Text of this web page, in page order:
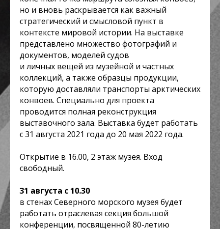
но и вновь раскрывается как важный
стратегический и смысловой пункт в
контексте мировой истории. На выставке
представлено множество фотографий и
документов, моделей судов
и личных вещей из музейной и частных
коллекций, а также образцы продукции,
которую доставляли транспорты арктических
конвоев. Специально для проекта
проводится полная реконструкция
выставочного зала. Выставка будет работать
с 31 августа 2021 года до 20 мая 2022 года.
Открытие в 16.00, 2 этаж музея. Вход
свободный.
31 августа с 10.30
в стенах Северного морского музея будет
работать отраслевая секция большой
конференции, посвященной 80-летию